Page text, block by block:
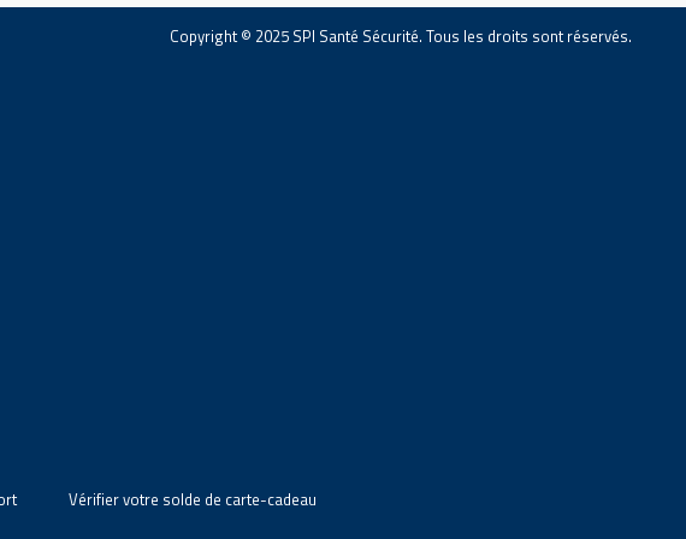
Copyright © 2025 SPI Santé Sécurité. Tous les droits sont réservés.
Vérifier votre solde de carte-cadeau